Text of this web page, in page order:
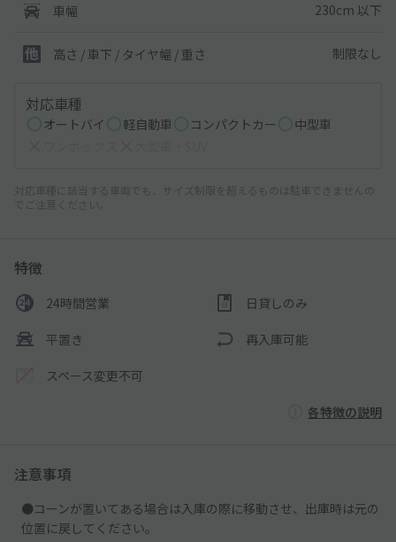
車幅 230cm 以下
高さ / 車下 / タイヤ幅 / 重さ 制限なし
対応車種
オートバイ 軽自動車 コンパクトカー
中型車
対応車種に該当する車両でも、サイズ制限を超えるものは駐車できませんの
でご注意ください。
特徴
24時間営業 日貸しのみ
平置き 再入庫可能
スペース変更不可
各特徴の説明
注意事項
●コーンが置いてある場合は入庫の際に移動させ、出庫時は元の
位置に戻してください。